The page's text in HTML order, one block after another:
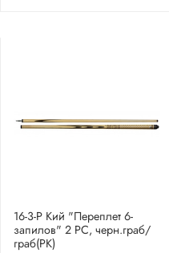
16-3-Р Кий "Переплет 6-
запилов" 2 РС, черн.граб/
граб(РК)